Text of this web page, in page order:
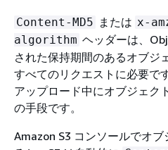
Content-MD5 または x-
algorithm ヘッダーは、
された保持期間のあるオブジ
すべてのリクエストに必要で
アップロード中にオブジェク
の手段です。
Amazon S3 コンソールでオ